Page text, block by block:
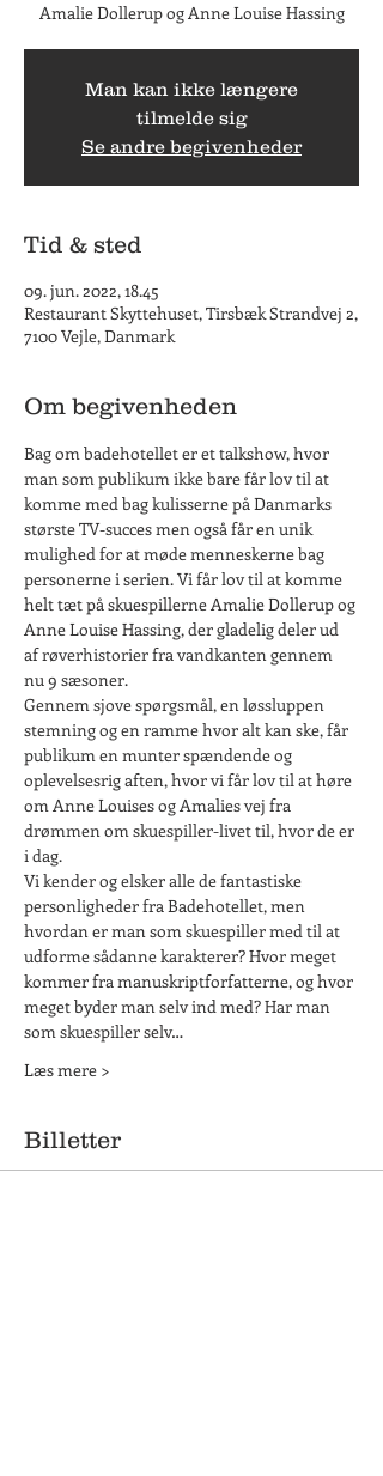
Amalie Dollerup og Anne Louise Hassing
Man kan ikke længere
tilmelde sig
Se andre begivenheder
Tid & sted
09. jun. 2022, 18.45
Restaurant Skyttehuset, Tirsbæk Strandvej 2,
7100 Vejle, Danmark
Om begivenheden
Bag om badehotellet er et talkshow, hvor
man som publikum ikke bare får lov til at
komme med bag kulisserne på Danmarks
største TV-succes men også får en unik
mulighed for at møde menneskerne bag
personerne i serien. Vi får lov til at komme
helt tæt på skuespillerne Amalie Dollerup og
Anne Louise Hassing, der gladelig deler ud
af røverhistorier fra vandkanten gennem
nu 9 sæsoner.
Gennem sjove spørgsmål, en løssluppen
stemning og en ramme hvor alt kan ske, får
publikum en munter spændende og
oplevelsesrig aften, hvor vi får lov til at høre
om Anne Louises og Amalies vej fra
drømmen om skuespiller-livet til, hvor de er
i dag.
Vi kender og elsker alle de fantastiske
personligheder fra Badehotellet, men
hvordan er man som skuespiller med til at
udforme sådanne karakterer? Hvor meget
kommer fra manuskriptforfatterne, og hvor
meget byder man selv ind med? Har man
som skuespiller selv…
Læs mere >
Billetter